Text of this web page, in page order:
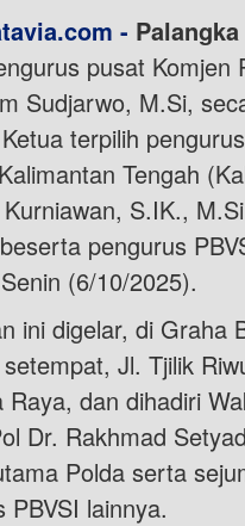
- Palangka
pusat Komjen
Sudjarwo, M.Si,
terpilih
Tengah
S.IK.,
pengurus
(6/10/2025).
ini digelar, di Graha
Jl. Tjilik
Raya, dan dihadiri
Dr. Rakhmad
Polda serta
PBVSI lainnya.